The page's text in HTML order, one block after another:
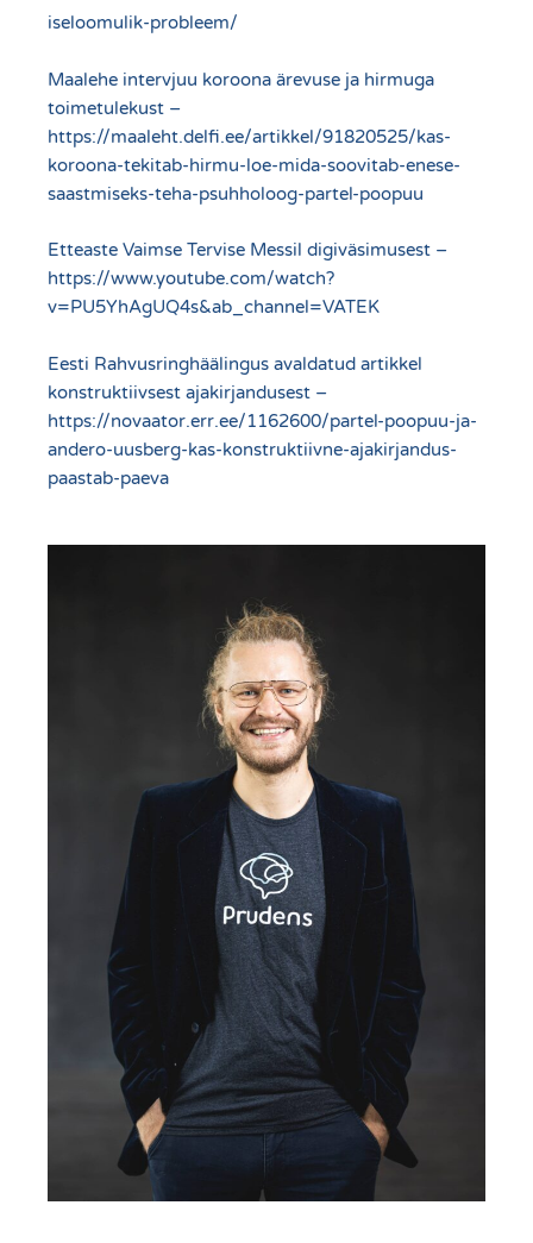
iseloomulik-probleem/
Maalehe intervjuu koroona ärevuse ja hirmuga
toimetulekust –
https://maaleht.delfi.ee/artikkel/91820525/kas-
koroona-tekitab-hirmu-loe-mida-soovitab-enese-
saastmiseks-teha-psuhholoog-partel-poopuu
Etteaste Vaimse Tervise Messil digiväsimusest –
https://www.youtube.com/watch?
v=PU5YhAgUQ4s&ab_channel=VATEK
Eesti Rahvusringhäälingus avaldatud artikkel
konstruktiivsest ajakirjandusest –
https://novaator.err.ee/1162600/partel-poopuu-ja-
andero-uusberg-kas-konstruktiivne-ajakirjandus-
paastab-paeva